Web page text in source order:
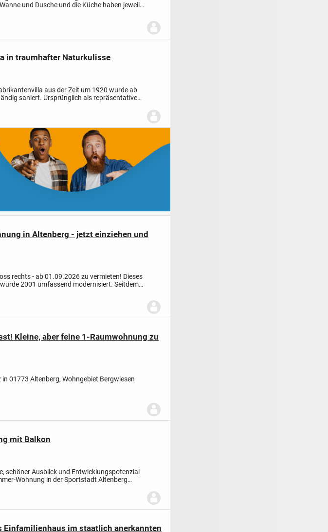
und Dusche und die Küche haben jeweils
kostenfrei übernommen...
in traumhafter Naturkulisse
aus der Zeit um 1920 wurde ab
saniert. Ursprünglich als repräsentatives
in Altenberg - jetzt einziehen und
rechts - ab 01.09.2026 zu vermieten! Dieses
2001 umfassend modernisiert. Seitdem
Kleine, aber feine 1-Raumwohnung zu
01773 Altenberg, Wohngebiet Bergwiesen
mit Balkon
schöner Ausblick und Entwicklungspotenzial
Wohnung in der Sportstadt Altenberg
Einfamilienhaus im staatlich anerkannten